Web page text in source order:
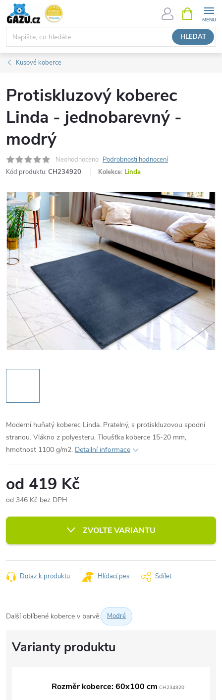
Přejít
obsah
HLEDAT
NÁKUPNÍ
KOŠÍK
Kusové koberce
Protiskluzový koberec
Linda - jednobarevný -
modrý
Neohodnoceno Podrobnosti hodnocení
Kód produktu: CH234920 Kolekce: Linda
Moderní huňatý koberec Linda. Pratelný, s protiskluzovou spodní
stranou. Vlákno z polyesteru. Tloušťka koberce 15-20 mm,
hmotnost 1100 g/m2. Detailní informace
od 419 Kč
od 346 Kč bez DPH
cena:
ZVOLTE VARIANTU
Dotaz k produktu Hlídací pes Sdílet
Další oblíbené koberce v barvě: Modré
Rozměr koberce: 60x100 cm CH234920